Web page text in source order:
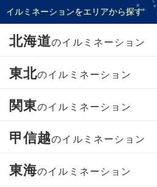
イルミネーションをエリアから探す
北海道のイルミネーション
東北のイルミネーション
関東のイルミネーション
甲信越のイルミネーション
東海のイルミネーション